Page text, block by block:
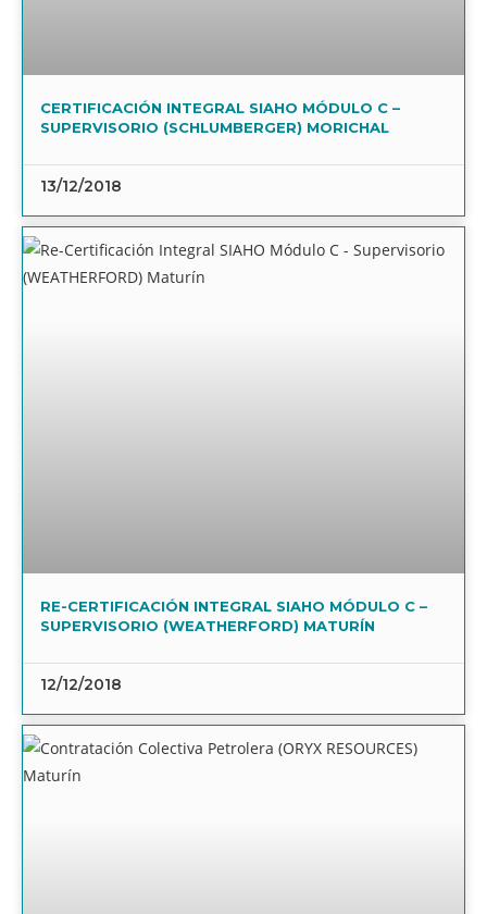
CERTIFICACIÓN INTEGRAL SIAHO MÓDULO C –
SUPERVISORIO (SCHLUMBERGER) MORICHAL
13/12/2018
RE-CERTIFICACIÓN INTEGRAL SIAHO MÓDULO C –
SUPERVISORIO (WEATHERFORD) MATURÍN
12/12/2018